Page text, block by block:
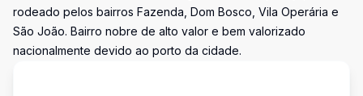
rodeado pelos bairros Fazenda, Dom Bosco, Vila Operária e
São João. Bairro nobre de alto valor e bem valorizado
nacionalmente devido ao porto da cidade.